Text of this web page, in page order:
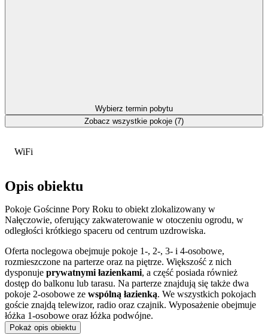
WiFi
Opis obiektu
Pokoje Gościnne Pory Roku to obiekt zlokalizowany w
Nałęczowie, oferujący zakwaterowanie w otoczeniu ogrodu, w
odległości krótkiego spaceru od centrum uzdrowiska.
Oferta noclegowa obejmuje pokoje 1-, 2-, 3- i 4-osobowe,
rozmieszczone na parterze oraz na piętrze. Większość z nich
dysponuje prywatnymi łazienkami, a część posiada również
dostęp do balkonu lub tarasu. Na parterze znajdują się także dwa
pokoje 2-osobowe ze wspólną łazienką. We wszystkich pokojach
goście znajdą telewizor, radio oraz czajnik. Wyposażenie obejmuje
łóżka 1-osobowe oraz łóżka podwójne.
Pokaż opis obiektu
Wybierz termin pobytu
Zobacz wszystkie pokoje (7)